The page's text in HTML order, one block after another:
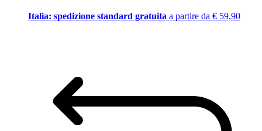
Italia: spedizione standard gratuita a partire da € 59,90